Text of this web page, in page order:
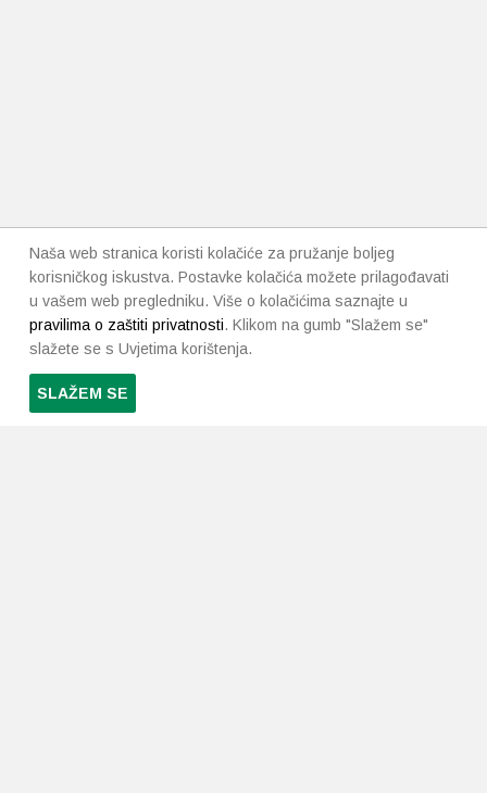
Naša web stranica koristi kolačiće za pružanje boljeg
korisničkog iskustva. Postavke kolačića možete prilagođavati
u vašem web pregledniku. Više o kolačićima saznajte u
pravilima o zaštiti privatnosti. Klikom na gumb "Slažem se"
slažete se s Uvjetima korištenja.
SLAŽEM SE